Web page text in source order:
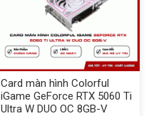
Card màn hình Colorful
iGame GeForce RTX 5060 Ti
Ultra W DUO OC 8GB-V